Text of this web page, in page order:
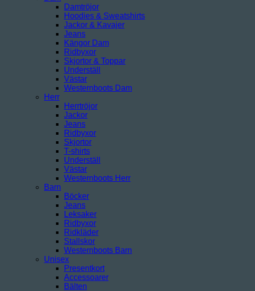
Damtröjor
Hoodies & Sweatshirts
Jackor & Kavajer
Jeans
Kängor Dam
Ridbyxor
Skjortor & Toppar
Underställ
Västar
Westernboots Dam
Herr
Herrtröjor
Jackor
Jeans
Ridbyxor
Skjortor
T-shirts
Underställ
Västar
Westernboots Herr
Barn
Böcker
Jeans
Leksaker
Ridbyxor
Ridkläder
Stallskor
Westernboots Barn
Unisex
Presentkort
Accessoarer
Bälten